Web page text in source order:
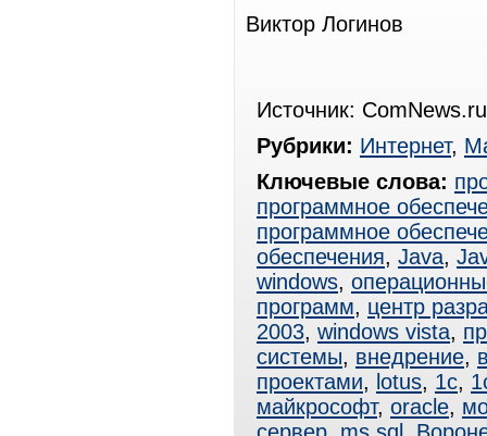
Виктор Логинов
Источник:
Рубрики: Интернет,
Ключевые слова:
программное
программное
обеспечения, Java,
windows,
программ, центр
2003, windows vista,
системы, внедрение,
проектами, lotus, 1с,
майкрософт, oracle,